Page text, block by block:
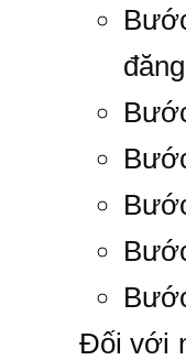
Đối với